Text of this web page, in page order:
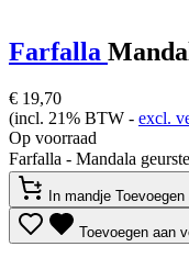
Farfalla
€ 19,70
(incl. 21% BTW - excl.
Op voorraad
Farfalla - Mandala
In mandje
Toevoegen aan